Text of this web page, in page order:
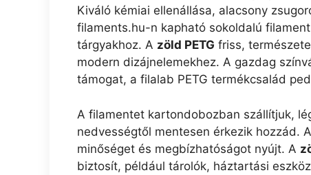
Kiváló kémiai ellenállása, alacsony
filaments.hu-n kapható sokoldalú
tárgyakhoz. A zöld PETG friss,
modern dizájnelemekhez. A gazdag
támogat, a filalab PETG termékcsalád
A filamentet kartondobozban szállítjuk,
nedvességtől mentesen érkezik hozzád.
minőséget és megbízhatóságot nyújt. A
biztosít, például tárolók, háztartási